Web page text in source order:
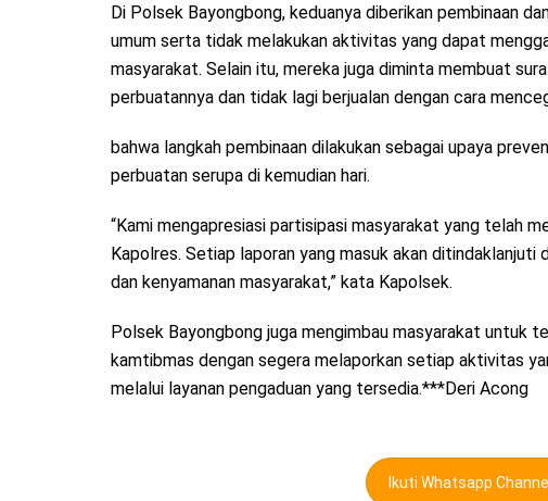
Di Polsek Bayongbong, keduanya diberikan pembinaan
umum serta tidak melakukan aktivitas yang dapat
masyarakat. Selain itu, mereka juga diminta membuat
perbuatannya dan tidak lagi berjualan dengan cara
bahwa langkah pembinaan dilakukan sebagai upaya
perbuatan serupa di kemudian hari.
“Kami mengapresiasi partisipasi masyarakat yang telah
Kapolres. Setiap laporan yang masuk akan
dan kenyamanan masyarakat,” kata Kapolsek.
Polsek Bayongbong juga mengimbau masyarakat untuk
kamtibmas dengan segera melaporkan setiap aktivitas
melalui layanan pengaduan yang tersedia.***Deri Acong
Ikuti Whatsapp